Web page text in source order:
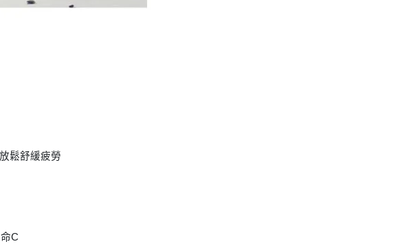
鬆舒緩疲勞
C